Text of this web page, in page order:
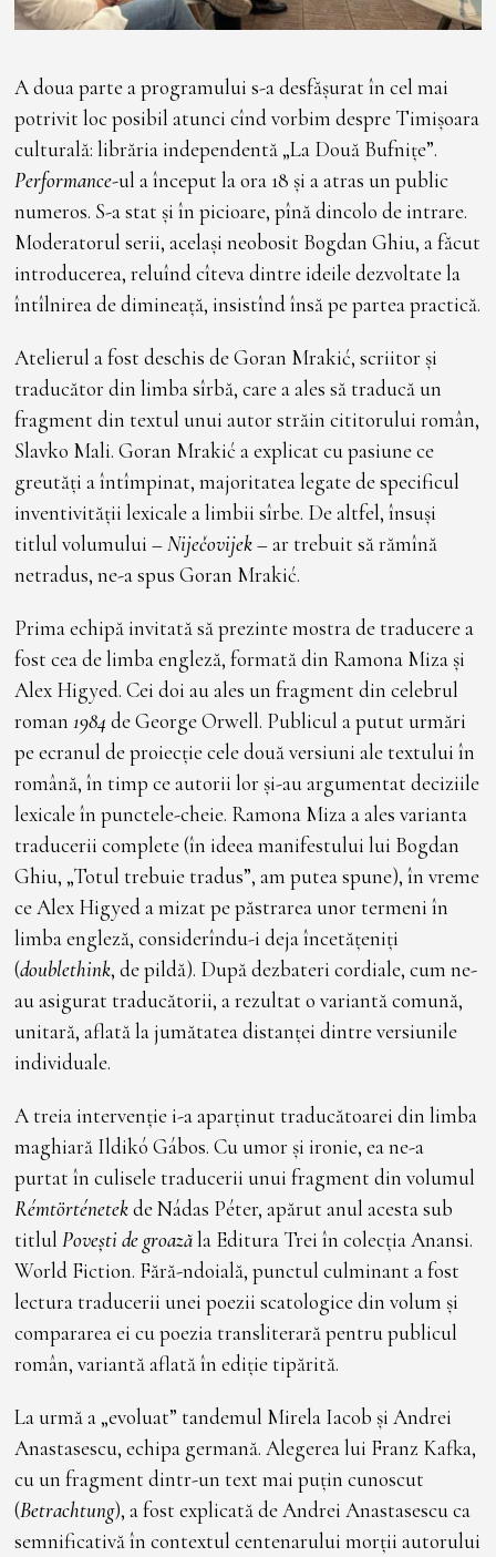
A doua parte a programului s-a desfășurat în cel mai
potrivit loc posibil atunci cînd vorbim despre Timișoara
culturală: librăria independentă „La Două Bufnițe”.
Performance-ul a început la ora 18 și a atras un public
numeros. S-a stat și în picioare, pînă dincolo de intrare.
Moderatorul serii, același neobosit Bogdan Ghiu, a făcut
introducerea, reluînd cîteva dintre ideile dezvoltate la
întîlnirea de dimineață, insistînd însă pe partea practică.
Atelierul a fost deschis de Goran Mrakić, scriitor și
traducător din limba sîrbă, care a ales să traducă un
fragment din textul unui autor străin cititorului român,
Slavko Mali. Goran Mrakić a explicat cu pasiune ce
greutăți a întîmpinat, majoritatea legate de specificul
inventivității lexicale a limbii sîrbe. De altfel, însuși
titlul volumului –Niječovijek– ar trebuit să rămînă
netradus, ne-a spus Goran Mrakić.
Prima echipă invitată să prezinte mostra de traducere a
fost cea de limba engleză, formată din Ramona Miza și
Alex Higyed. Cei doi au ales un fragment din celebrul
roman1984 de George Orwell. Publicul a putut urmări
pe ecranul de proiecție cele două versiuni ale textului în
română, în timp ce autorii lor și-au argumentat deciziile
lexicale în punctele-cheie. Ramona Miza a ales varianta
traducerii complete (în ideea manifestului lui Bogdan
Ghiu, „Totul trebuie tradus”, am putea spune), în vreme
ce Alex Higyed a mizat pe păstrarea unor termeni în
limba engleză, considerîndu-i deja încetățeniți
(doublethink, de pildă). După dezbateri cordiale, cum ne-
au asigurat traducătorii, a rezultat o variantă comună,
unitară, aflată la jumătatea distanței dintre versiunile
individuale.
A treia intervenție i-a aparținut traducătoarei din limba
maghiară Ildikó Gábos. Cu umor și ironie, ea ne-a
purtat în culisele traducerii unui fragment din volumul
Rémtörténetekde Nádas Péter, apărut anul acesta sub
titlulPovești de groazăla Editura Trei în colecția Anansi.
World Fiction. Fără-ndoială, punctul culminant a fost
lectura traducerii unei poezii scatologice din volum și
compararea ei cu poezia transliterară pentru publicul
român, variantă aflată în ediție tipărită.
La urmă a „evoluat” tandemul Mirela Iacob și Andrei
Anastasescu, echipa germană. Alegerea lui Franz Kafka,
cu un fragment dintr-un text mai puțin cunoscut
(Betrachtung), a fost explicată de Andrei Anastasescu ca
semnificativă în contextul centenarului morții autorului